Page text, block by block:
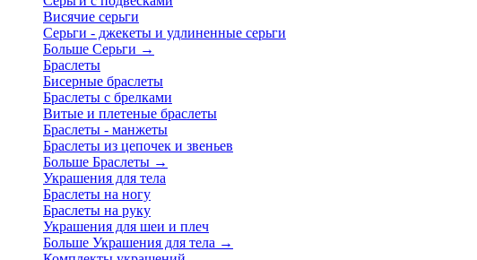
Висячие серьги
Серьги - джекеты и удлиненные серьги
Больше Серьги →
Браслеты
Бисерные браслеты
Браслеты с брелками
Витые и плетеные браслеты
Браслеты - манжеты
Браслеты из цепочек и звеньев
Больше Браслеты →
Украшения для тела
Браслеты на ногу
Браслеты на руку
Украшения для шеи и плеч
Больше Украшения для тела →